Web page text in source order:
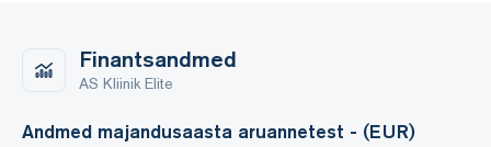
Finantsandmed
AS Kliinik Elite
Andmed majandusaasta aruannetest - (EUR)